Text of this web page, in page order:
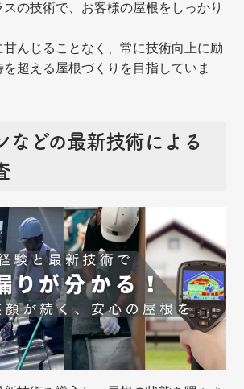
スの技術で、お客様の屋根をしっかり
甘んじることなく、常に技術向上に励
超える屋根づくりを目指していま
などの最新技術による